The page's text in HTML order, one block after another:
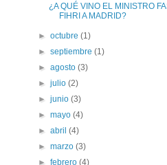
¿A QUÉ VINO EL MINISTRO
FIHRI A MADRID?
►octubre(1)
►septiembre(1)
►agosto(3)
►julio(2)
►junio(3)
►mayo(4)
►abril(4)
►marzo(3)
►febrero(4)